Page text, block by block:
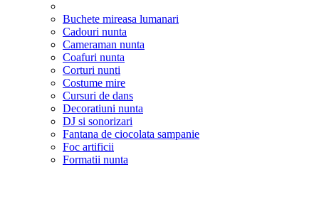
Buchete mireasa lumanari
Cadouri nunta
Cameraman nunta
Coafuri nunta
Corturi nunti
Costume mire
Cursuri de dans
Decoratiuni nunta
DJ si sonorizari
Fantana de ciocolata sampanie
Foc artificii
Formatii nunta